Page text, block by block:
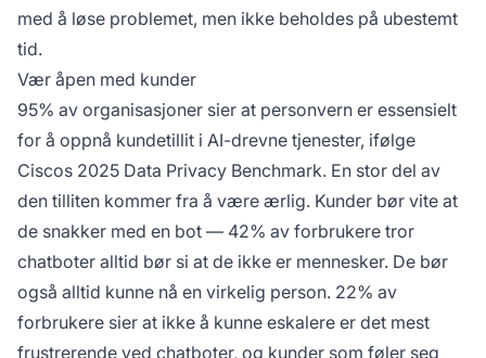
med å løse problemet, men ikke beholdes på ubestemt
tid.
Vær åpen med kunder
95% av organisasjoner sier at personvern er essensielt
for å oppnå kundetillit i AI-drevne tjenester, ifølge
Ciscos 2025 Data Privacy Benchmark. En stor del av
den tilliten kommer fra å være ærlig. Kunder bør vite at
de snakker med en bot — 42% av forbrukere tror
chatboter alltid bør si at de ikke er mennesker. De bør
også alltid kunne nå en virkelig person. 22% av
forbrukere sier at ikke å kunne eskalere er det mest
frustrerende ved chatboter, og kunder som føler seg